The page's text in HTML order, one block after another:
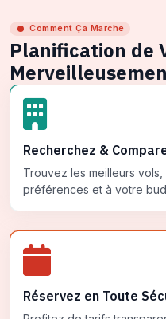
Comment Ça Marche
Planification de
Recherchez &
Trouvez les meilleurs
préférences et à votre
Réservez en Toute